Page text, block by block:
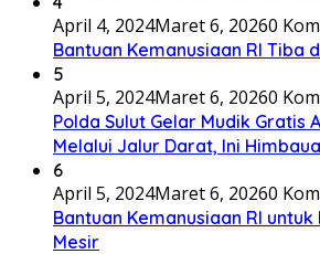
April 4, 2024Maret 6, 20260
Bantuan Kemanusiaan RI Tiba
5
April 5, 2024Maret 6, 20260
Polda Sulut Gelar Mudik Gratis
Melalui Jalur Darat, Ini
6
April 5, 2024Maret 6, 20260
Bantuan Kemanusiaan RI
Mesir